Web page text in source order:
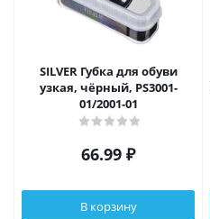
SILVER Губка для обуви
узкая, чёрный, PS3001-
01/2001-01
66.99 ₽
В корзину